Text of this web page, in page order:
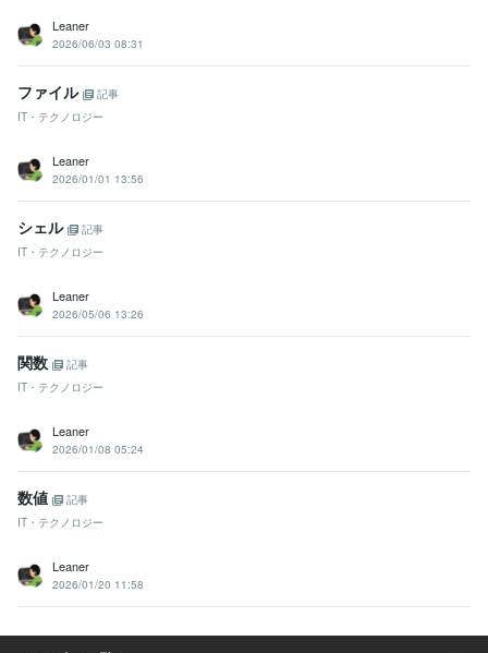
Leaner
2026/06/03 08:31
ファイル
記事
IT・テクノロジー
Leaner
2026/01/01 13:56
シェル
記事
IT・テクノロジー
Leaner
2026/05/06 13:26
関数
記事
IT・テクノロジー
Leaner
2026/01/08 05:24
数値
記事
IT・テクノロジー
Leaner
2026/01/20 11:58